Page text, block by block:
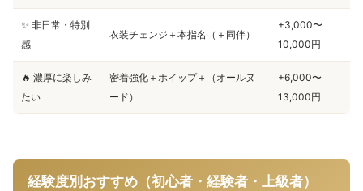
✨ 非日常・特別
感
衣装チェンジ＋本指名（＋同伴）
+3,000〜
10,000円
🔥 濃厚に楽しみ
たい
密着強化＋ホイップ＋（オールヌ
ード）
+6,000〜
13,000円
経験度別おすすめ（初心者・経験者・上級者）